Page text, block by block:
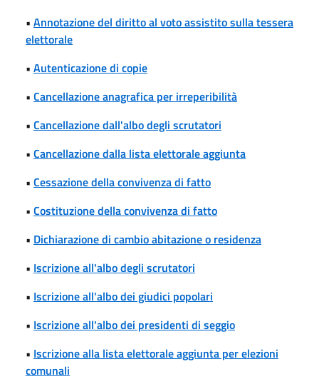
• Annotazione del diritto al voto assistito sulla tessera
elettorale
• Autenticazione di copie
• Cancellazione anagrafica per irreperibilità
• Cancellazione dall'albo degli scrutatori
• Cancellazione dalla lista elettorale aggiunta
• Cessazione della convivenza di fatto
• Costituzione della convivenza di fatto
• Dichiarazione di cambio abitazione o residenza
• Iscrizione all'albo degli scrutatori
• Iscrizione all'albo dei giudici popolari
• Iscrizione all'albo dei presidenti di seggio
• Iscrizione alla lista elettorale aggiunta per elezioni
comunali